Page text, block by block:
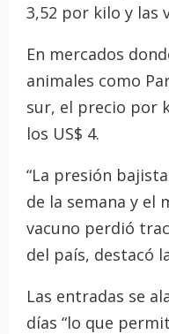
3,52 por kilo y las
En mercados
animales como
sur, el precio por
los US$ 4.
“La presión
de la semana y el
vacuno perdió
del país, destacó
Las entradas se
días “lo que